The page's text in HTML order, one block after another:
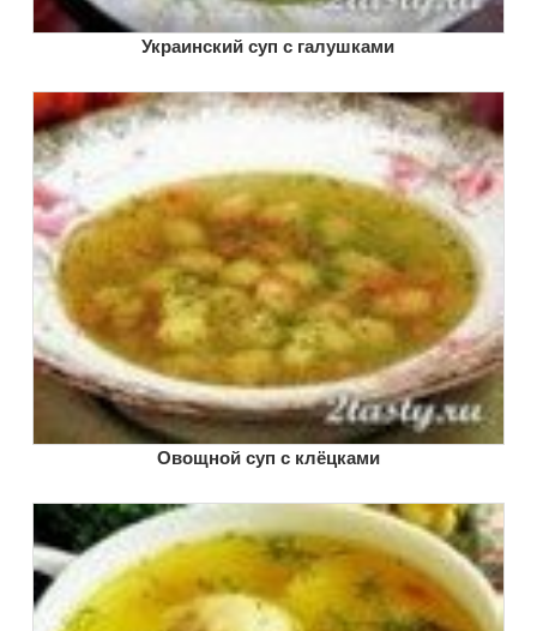
Украинский суп с галушками
Овощной суп с клёцками